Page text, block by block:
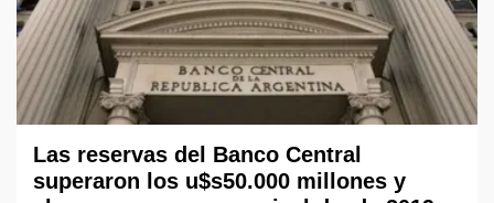
Las reservas del Banco Central
superaron los u$s50.000 millones y